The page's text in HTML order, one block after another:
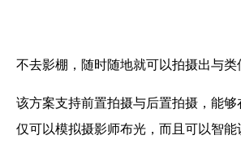
不去影棚，随时随地就可以拍摄出与
该方案支持前置拍摄与后置拍摄，能
仅可以模拟摄影师布光，而且可以智